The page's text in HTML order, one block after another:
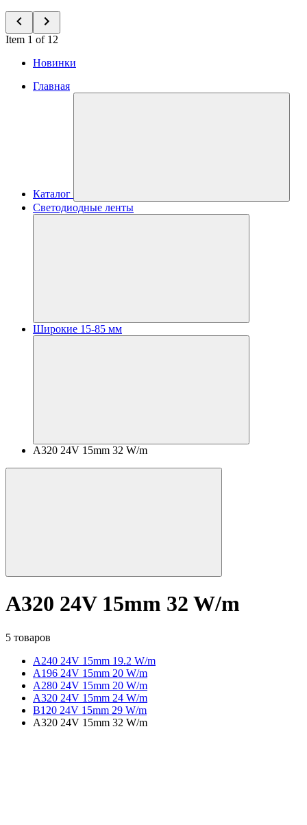
Item 1 of 12
Новинки
Главная
Каталог
Светодиодные ленты
Широкие 15-85 мм
A320 24V 15mm 32 W/m
A320 24V 15mm 32 W/m
5 товаров
A240 24V 15mm 19.2 W/m
A196 24V 15mm 20 W/m
A280 24V 15mm 20 W/m
A320 24V 15mm 24 W/m
B120 24V 15mm 29 W/m
A320 24V 15mm 32 W/m